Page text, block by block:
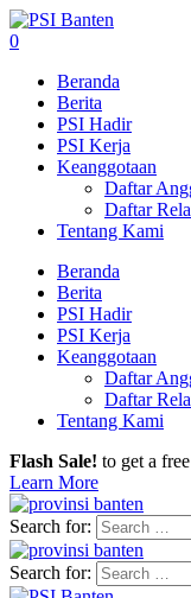
0
Beranda
Berita
PSI Hadir
PSI Kerja
Keanggotaan
Daftar
Daftar
Tentang Kami
Beranda
Berita
PSI Hadir
PSI Kerja
Keanggotaan
Daftar
Daftar
Tentang Kami
Flash Sale! to get a
Learn More
Search for:
Search for: